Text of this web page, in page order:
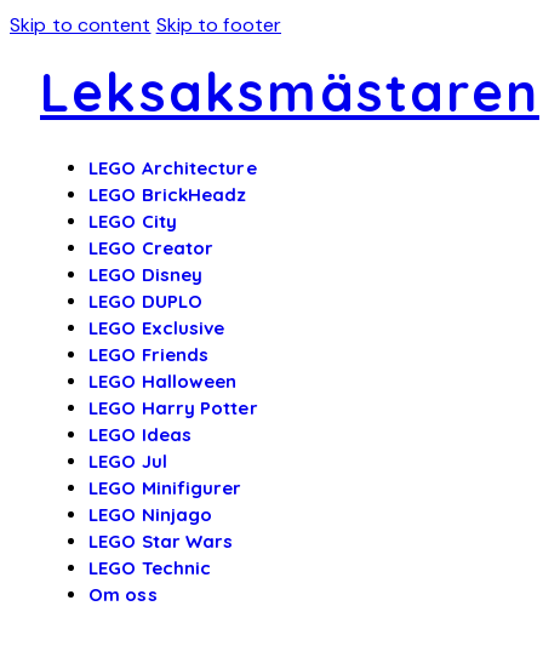
Skip to content Skip to footer
Leksaksmästaren
LEGO Architecture
LEGO BrickHeadz
LEGO City
LEGO Creator
LEGO Disney
LEGO DUPLO
LEGO Exclusive
LEGO Friends
LEGO Halloween
LEGO Harry Potter
LEGO Ideas
LEGO Jul
LEGO Minifigurer
LEGO Ninjago
LEGO Star Wars
LEGO Technic
Om oss